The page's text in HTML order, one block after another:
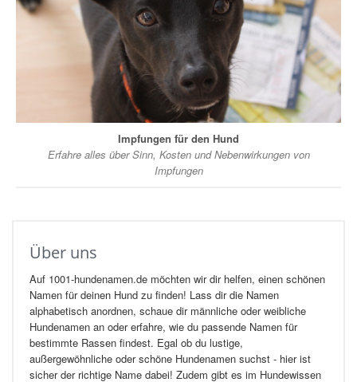
Impfungen für den Hund
Erfahre alles über Sinn, Kosten und Nebenwirkungen von
Impfungen
Über uns
Auf 1001-hundenamen.de möchten wir dir helfen, einen schönen
Namen für deinen Hund zu finden! Lass dir die Namen
alphabetisch anordnen, schaue dir männliche oder weibliche
Hundenamen an oder erfahre, wie du passende Namen für
bestimmte Rassen findest. Egal ob du lustige,
außergewöhnliche oder schöne Hundenamen suchst - hier ist
sicher der richtige Name dabei! Zudem gibt es im Hundewissen